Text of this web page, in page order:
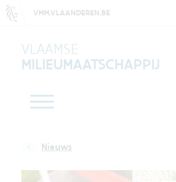
VMM.VLAANDEREN.BE
VLAAMSE
MILIEUMAATSCHAPPIJ
Nieuws